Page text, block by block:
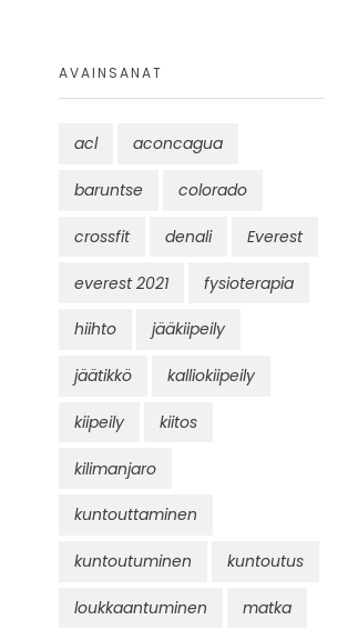
AVAINSANAT
acl aconcagua
baruntse colorado
crossfit denali Everest
everest 2021 fysioterapia
hiihto jääkiipeily
jäätikkö kalliokiipeily
kiipeily kiitos
kilimanjaro
kuntouttaminen
kuntoutuminen kuntoutus
loukkaantuminen matka